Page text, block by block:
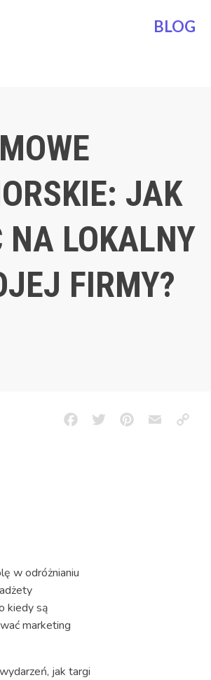
BLOG
JAK
NA LOKALNY
FIRMY?
FacebookTwitterPinterestEmailCopy
w odróżnianiu
kiedy są
marketing
jak targi